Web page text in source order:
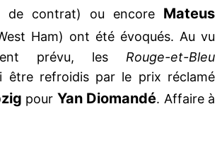
de contrat) ou encore Mateus
Ham) ont été évoqués. Au vu
prévu, les Rouge-et-Bleu
être refroidis par le prix réclamé
pour Yan Diomandé. Affaire à